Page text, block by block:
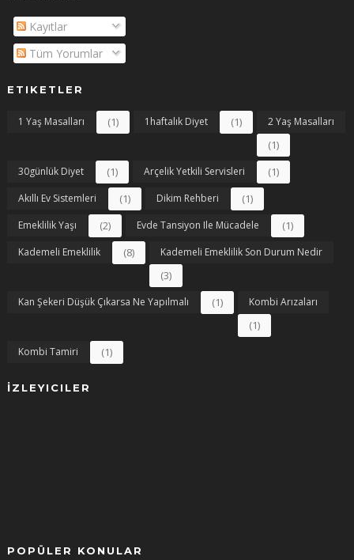
Kayıtlar
Tüm Yorumlar
ETIKETLER
1 Yaş Masalları (1) 1haftalık Diyet (1) 2 Yaş Masalları
(1)
30günlük Diyet (1) Arçelik Yetkili Servisleri (1)
Akıllı Ev Sistemleri (1) Dikim Rehberi (1)
Emeklilik Yaşı (2) Evde Tansiyon Ile Mücadele (1)
Kademeli Emeklilik (8) Kademeli Emeklilik Son Durum Nedir
(3)
Kan Şekeri Düşük Çıkarsa Ne Yapılmalı (1) Kombi Arızaları
(1)
Kombi Tamiri (1)
İZLEYICILER
POPÜLER KONULAR